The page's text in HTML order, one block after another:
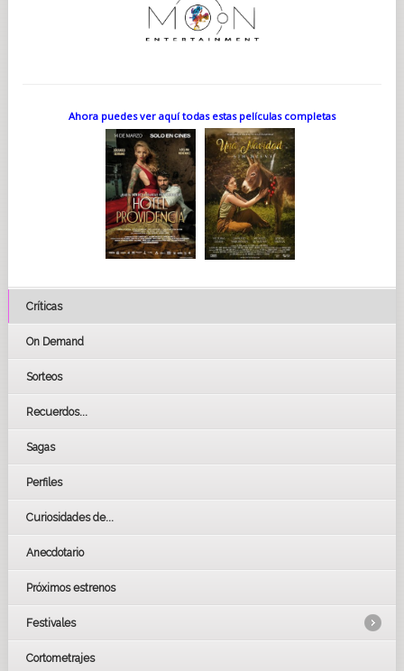
Ahora puedes ver aquí todas estas películas completas
Críticas
On Demand
Sorteos
Recuerdos...
Sagas
Perfiles
Curiosidades de...
Anecdotario
Próximos estrenos
Festivales
LOS OSCARS
Cortometrajes